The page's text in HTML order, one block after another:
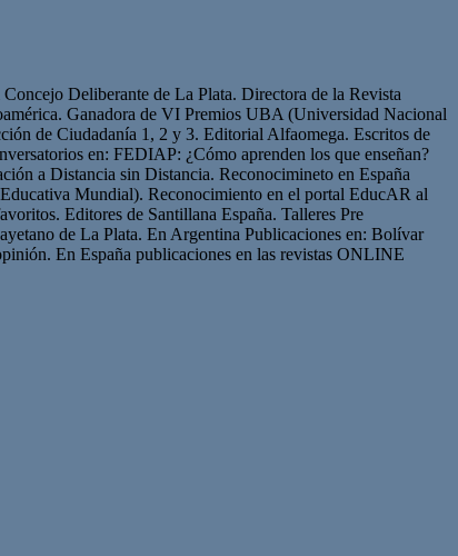
Deliberante de La Plata. Directora de la Revista
Ganadora de VI Premios UBA (Universidad Nacional
de Ciudadanía 1, 2 y 3. Editorial Alfaomega. Escritos de
en: FEDIAP: ¿Cómo aprenden los que enseñan?
a Distancia sin Distancia. Reconocimineto en España
Mundial). Reconocimiento en el portal EducAR al
Editores de Santillana España. Talleres Pre
de La Plata. En Argentina Publicaciones en: Bolívar
En España publicaciones en las revistas ONLINE